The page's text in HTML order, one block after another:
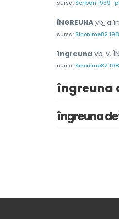
sursa: Scriban 1939
ÎNGREUNA vb. a
sursa: Sinonime82
îngreuna vb. v.
sursa: Sinonime82
îngreuna
îngreuna